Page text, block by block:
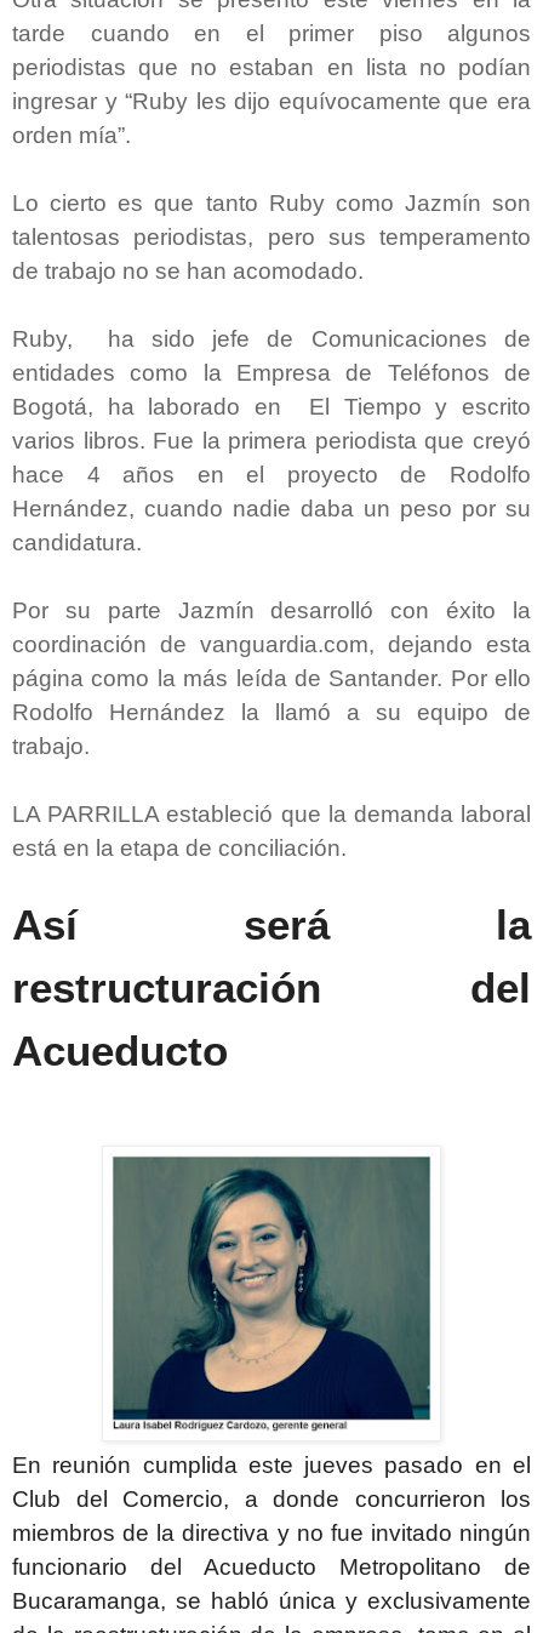
tarde cuando en el primer piso algunos
periodistas que no estaban en lista no podían
ingresar y “Ruby les dijo equívocamente que era
orden mía”.
Lo cierto es que tanto Ruby como Jazmín son
talentosas periodistas, pero sus temperamento
de trabajo no se han acomodado.
Ruby, ha sido jefe de Comunicaciones de
entidades como la Empresa de Teléfonos de
Bogotá, ha laborado en El Tiempo y escrito
varios libros. Fue la primera periodista que creyó
hace 4 años en el proyecto de Rodolfo
Hernández, cuando nadie daba un peso por su
candidatura.
Por su parte Jazmín desarrolló con éxito la
coordinación de vanguardia.com, dejando esta
página como la más leída de Santander. Por ello
Rodolfo Hernández la llamó a su equipo de
trabajo.
LA PARRILLA estableció que la demanda laboral
está en la etapa de conciliación.
Así será la
restructuración del
Acueducto
En reunión cumplida este jueves pasado en el
Club del Comercio, a donde concurrieron los
miembros de la directiva y no fue invitado ningún
funcionario del Acueducto Metropolitano de
Bucaramanga, se habló única y exclusivamente